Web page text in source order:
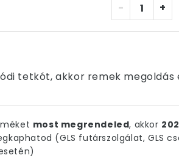
- +
tetkót, akkor remek megoldás
most megrendeled, akkor
(GLS futárszolgálat, GLS